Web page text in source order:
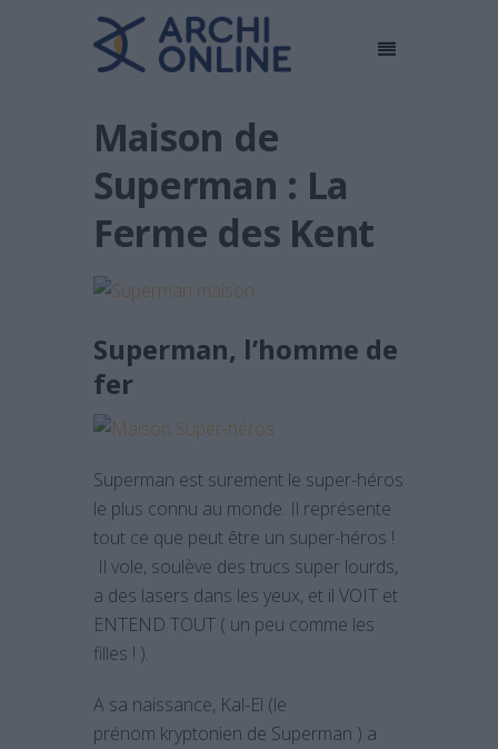
Maison de
Superman : La
Ferme des Kent
Superman, l’homme de
fer
Superman est surement le super-héros
le plus connu au monde. Il représente
tout ce que peut être un super-héros !
Il vole, soulève des trucs super lourds,
a des lasers dans les yeux, et il VOIT et
ENTEND TOUT ( un peu comme les
filles ! ).
A sa naissance, Kal-El (le
prénom kryptonien de Superman ) a